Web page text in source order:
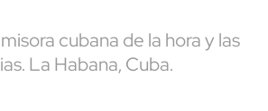
cubana de la hora y las
La Habana, Cuba.